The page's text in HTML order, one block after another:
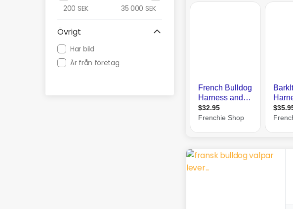
200 SEK 35 000 SEK
Övrigt
Har bild
Är från företag